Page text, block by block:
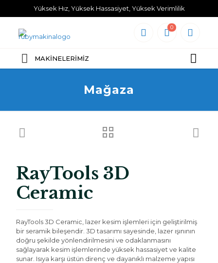
Yüksek Hız, Yüksek Hassasiyet, Yüksek Verimlilik
0
MAKİNELERİMİZ
Mağaza
RayTools 3D
Ceramic
RayTools 3D Ceramic, lazer kesim işlemleri için geliştirilmiş
bir seramik bileşendir. 3D tasarımı sayesinde, lazer ışınının
doğru şekilde yönlendirilmesini ve odaklanmasını
sağlayarak kesim işlemlerinde yüksek hassasiyet ve kalite
sunar. Isıya karşı üstün direnç ve dayanıklı malzeme yapısı